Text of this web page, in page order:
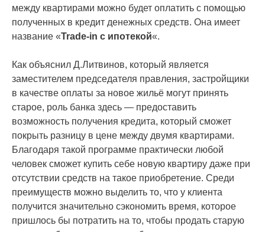
между квартирами можно будет оплатить с помощью
полученных в кредит денежных средств. Она имеет
название «Trade-in с ипотекой«.
Как объяснил Д.Литвинов, который является
заместителем председателя правления, застройщики
в качестве оплаты за новое жильё могут принять
старое, роль банка здесь — предоставить
возможность получения кредита, который сможет
покрыть разницу в цене между двумя квартирами.
Благодаря такой программе практически любой
человек сможет купить себе новую квартиру даже при
отсутствии средств на такое приобретение. Среди
преимуществ можно выделить то, что у клиента
получится значительно сэкономить время, которое
пришлось бы потратить на то, чтобы продать старую